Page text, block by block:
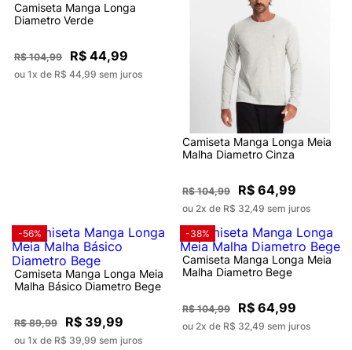
Camiseta Manga Longa
Diametro Verde
R$ 104,99 R$ 44,99
ou 1x de R$ 44,99 sem juros
Camiseta Manga Longa Meia
Malha Diametro Cinza
R$ 104,99 R$ 64,99
ou 2x de R$ 32,49 sem juros
-56%
Camiseta Manga Longa Meia
Malha Básico Diametro Bege
R$ 89,99 R$ 39,99
ou 1x de R$ 39,99 sem juros
-38%
Camiseta Manga Longa Meia
Malha Diametro Bege
R$ 104,99 R$ 64,99
ou 2x de R$ 32,49 sem juros